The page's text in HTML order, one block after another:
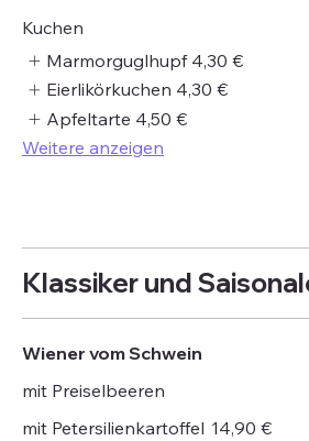
Kuchen
Marmorguglhupf 4,30 €
Eierlikörkuchen 4,30 €
Apfeltarte 4,50 €
Weitere anzeigen
Klassiker und
Wiener vom Schwein
mit Preiselbeeren
mit Petersilienkartoffel 14,90 €